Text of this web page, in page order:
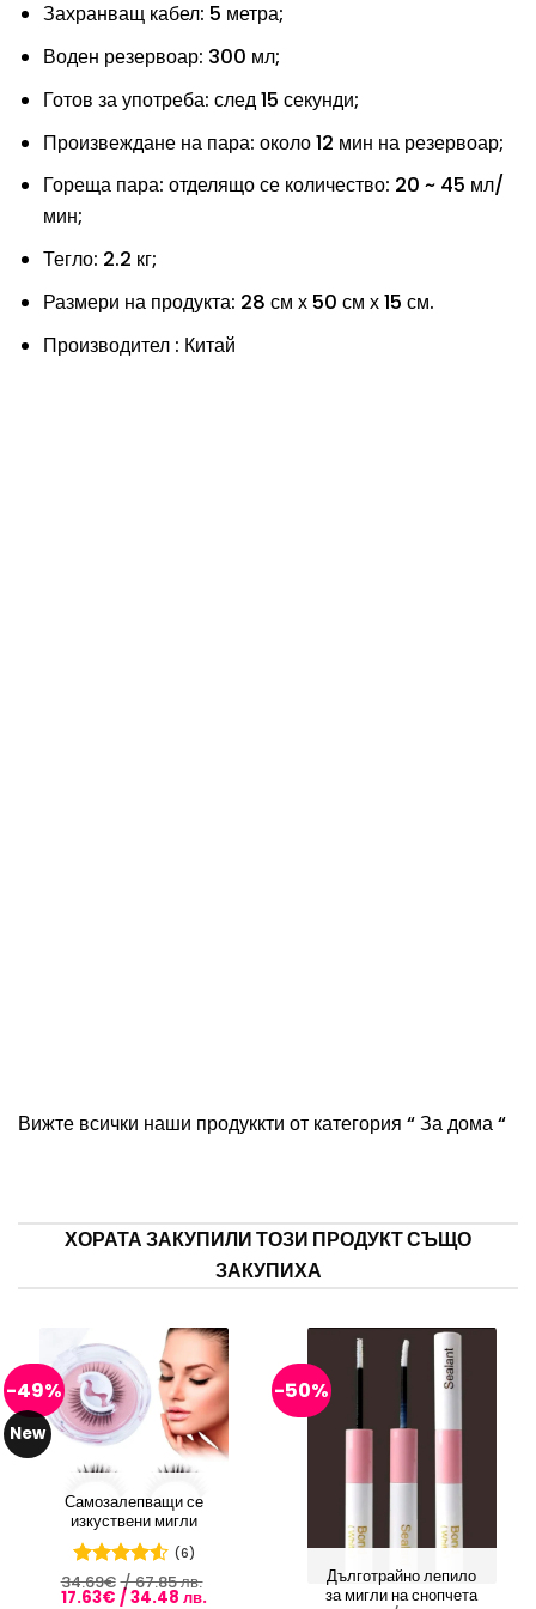
Захранващ кабел: 5 метра;
Воден резервоар: 300 мл;
Готов за употреба: след 15 секунди;
Произвеждане на пара: около 12 мин на резервоар;
Гореща пара: отделящо се количество: 20 ~ 45 мл/
мин;
Тегло: 2.2 кг;
Размери на продукта: 28 см х 50 см х 15 см.
Производител : Китай
Вижте всички наши продуккти от категория “За дома“
ХОРАТА ЗАКУПИЛИ ТОЗИ ПРОДУКТ СЪЩО
ЗАКУПИХА
-49%
New
Самозалепващи се
изкуствени мигли
Оценено
с4.5 от
(6)
34.69€ / 67.85 лв.
Original
17.63€ / 34.48 лв.Текущата
-50%
Дълготрайно лепило
за мигли на снопчета